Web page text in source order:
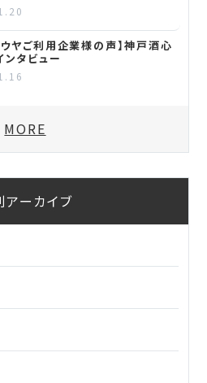
ウヤご利用企業様の声】神戸酒心
タビュー
MORE
アーカイブ